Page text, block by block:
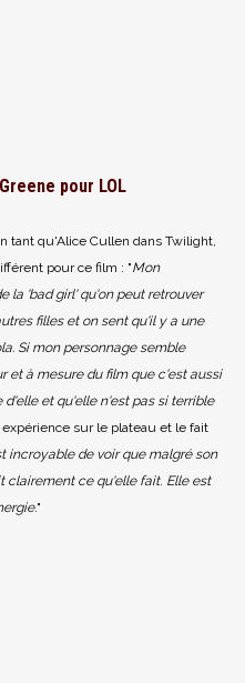
pour LOL
tant qu'Alice Cullen dans Twilight,
pour ce film : "Mon
la 'bad girl' qu'on peut retrouver
filles et on sent qu'il y a une
Si mon personnage semble
et à mesure du film que c'est aussi
et qu'elle n'est pas si terrible
expérience sur le plateau et le fait
incroyable de voir que malgré son
clairement ce qu'elle fait. Elle est
"